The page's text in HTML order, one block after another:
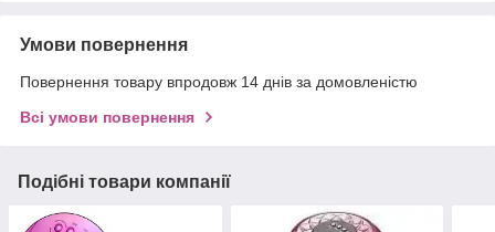
Умови повернення
Повернення товару впродовж 14 днів за домовленістю
Всі умови повернення
Подібні товари компанії